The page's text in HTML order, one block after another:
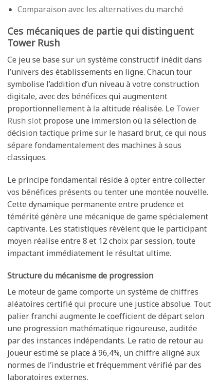
Comparaison avec les alternatives du marché
Ces mécaniques de partie qui distinguent
Tower Rush
Ce jeu se base sur un système constructif inédit dans
l’univers des établissements en ligne. Chacun tour
symbolise l’addition d’un niveau à votre construction
digitale, avec des bénéfices qui augmentent
proportionnellement à la altitude réalisée. Le Tower
Rush slot propose une immersion où la sélection de
décision tactique prime sur le hasard brut, ce qui nous
sépare fondamentalement des machines à sous
classiques.
Le principe fondamental réside à opter entre collecter
vos bénéfices présents ou tenter une montée nouvelle.
Cette dynamique permanente entre prudence et
témérité génère une mécanique de game spécialement
captivante. Les statistiques révèlent que le participant
moyen réalise entre 8 et 12 choix par session, toute
impactant immédiatement le résultat ultime.
Structure du mécanisme de progression
Le moteur de game comporte un système de chiffres
aléatoires certifié qui procure une justice absolue. Tout
palier franchi augmente le coefficient de départ selon
une progression mathématique rigoureuse, auditée
par des instances indépendants. Le ratio de retour au
joueur estimé se place à 96,4%, un chiffre aligné aux
normes de l’industrie et fréquemment vérifié par des
laboratoires externes.